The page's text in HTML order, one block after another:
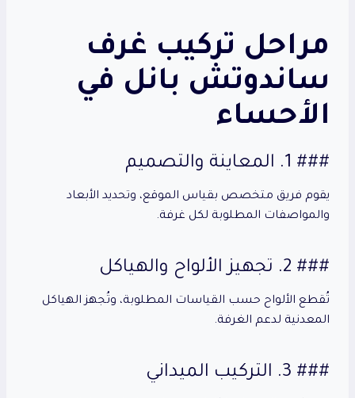
مراحل تركيب غرف
ساندوتش بانل في
الأحساء
### 1. المعاينة والتصميم
يقوم فريق متخصص بقياس الموقع، وتحديد الأبعاد
والمواصفات المطلوبة لكل غرفة.
### 2. تجهيز الألواح والهياكل
تُقطع الألواح حسب القياسات المطلوبة، وتُجهز الهياكل
المعدنية لدعم الغرفة.
### 3. التركيب الميداني